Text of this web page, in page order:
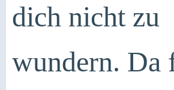
dich nicht zu
wundern. Da